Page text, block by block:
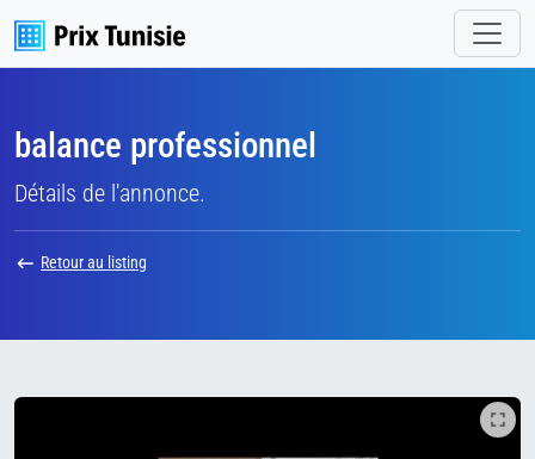
balance professionnel
Détails de l'annonce.
Retour au listing